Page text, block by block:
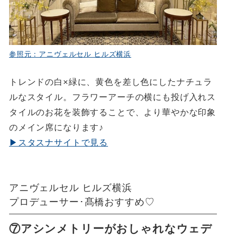
参照元：アニヴェルセル ヒルズ横浜
トレンドの白×緑に、黄色を差し色にしたナチュラ
ルなスタイル。フラワーアーチの横にも投げ入れス
タイルのお花を装飾することで、より華やかな印象
のメイン席になります♪
▶スタスナサイトで見る
アニヴェルセル ヒルズ横浜
プロデューサー･髙橋おすすめ♡
⑦アシンメトリーがおしゃれなウェデ